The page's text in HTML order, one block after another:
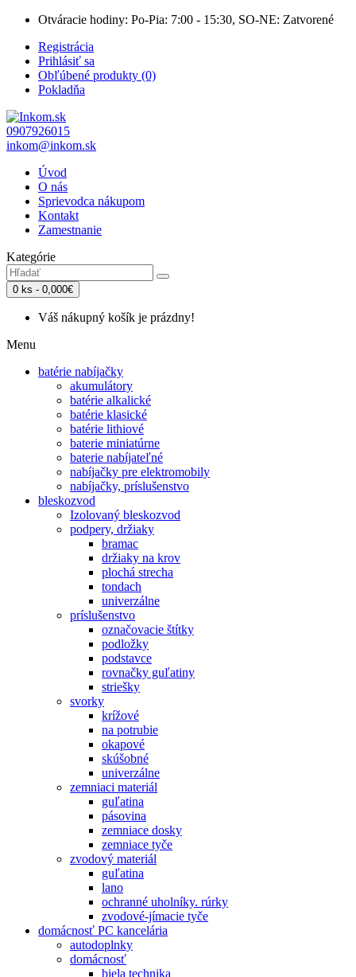
Otváracie hodiny: Po-Pia: 7:00 - 15:30, SO-NE: Zatvorené
Registrácia
Prihlásiť sa
Obľúbené produkty (0)
Pokladňa
0907926015
inkom@inkom.sk
Úvod
O nás
Sprievodca nákupom
Kontakt
Zamestnanie
Kategórie
0 ks - 0,000€
Váš nákupný košík je prázdny!
Menu
batérie nabíjačky
akumulátory
batérie alkalické
batérie klasické
batérie lithiové
baterie miniatúrne
baterie nabíjateľné
nabíjačky pre elektromobily
nabíjačky, príslušenstvo
bleskozvod
Izolovaný bleskozvod
podpery, držiaky
bramac
držiaky na krov
plochá strecha
tondach
univerzálne
príslušenstvo
označovacie štítky
podložky
podstavce
rovnačky guľatiny
striešky
svorky
krížové
na potrubie
okapové
skúšobné
univerzálne
zemniaci materiál
guľatina
pásovina
zemniace dosky
zemniace tyče
zvodový materiál
guľatina
lano
ochranné uholníky. rúrky
zvodové-jímacie tyče
domácnosť PC kancelária
autodoplnky
domácnosť
biela technika